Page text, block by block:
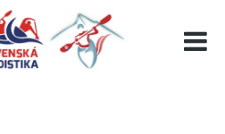
EURO 19
INFO